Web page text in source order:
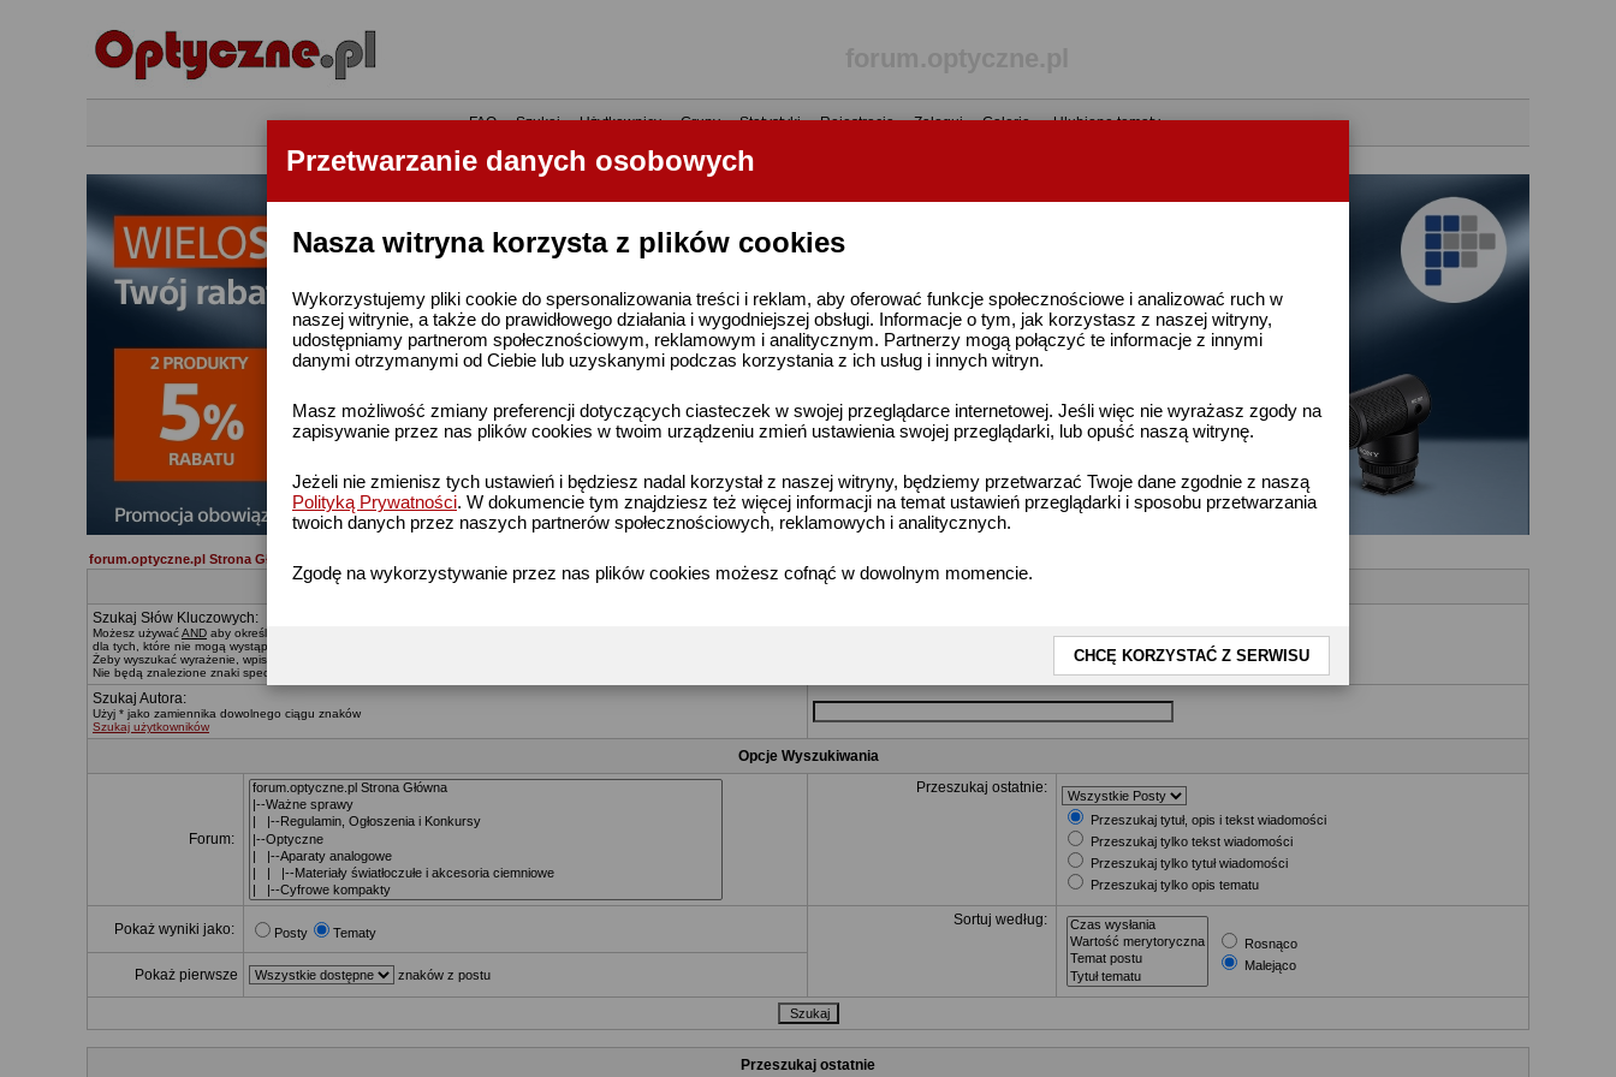
Przetwarzanie danych osobowych
Nasza witryna korzysta z plików cookies
Wykorzystujemy pliki cookie do spersonalizowania treści i reklam, aby oferować funkcje społecznościowe i analizować ruch w
naszej witrynie, a także do prawidłowego działania i wygodniejszej obsługi. Informacje o tym, jak korzystasz z naszej witryny,
udostępniamy partnerom społecznościowym, reklamowym i analitycznym. Partnerzy mogą połączyć te informacje z innymi
danymi otrzymanymi od Ciebie lub uzyskanymi podczas korzystania z ich usług i innych witryn.
Masz możliwość zmiany preferencji dotyczących ciasteczek w swojej przeglądarce internetowej. Jeśli więc nie wyrażasz zgody na
zapisywanie przez nas plików cookies w twoim urządzeniu zmień ustawienia swojej przeglądarki, lub opuść naszą witrynę.
Jeżeli nie zmienisz tych ustawień i będziesz nadal korzystał z naszej witryny, będziemy przetwarzać Twoje dane zgodnie z naszą
Polityką Prywatności. W dokumencie tym znajdziesz też więcej informacji na temat ustawień przeglądarki i sposobu przetwarzania
twoich danych przez naszych partnerów społecznościowych, reklamowych i analitycznych.
Zgodę na wykorzystywanie przez nas plików cookies możesz cofnąć w dowolnym momencie.
CHCĘ KORZYSTAĆ Z SERWISU
•FAQ•Szukaj•Użytkownicy•Grupy•Statystyki•Rejestracja•Zaloguj•Galerie• Ulubione tematy
forum.optyczne.pl Strona Główna
Poszukiwane Zapytanie
Szukaj Słów Kluczowych:
Możesz używaćAND aby określać, które słowa muszą znaleźć się w wynikach,
dla tych, które nie mogą wystąpić. Znak * zastępuje dowolny ciąg znaków.
Żeby wyszukać wyrażenie, wpisz je pomiędzy
Nie będą znalezione znaki specialne, za wyjątkiem:
Szukaj Autora:
Użyj * jako zamiennika dowolnego ciągu znaków
Szukaj użytkowników
Opcje Wyszukiwania
Forum:
Przeszukaj ostatnie:
Przeszukaj tytuł, opis i tekst wiadomości
Przeszukaj tylko tekst wiadomości
Przeszukaj tylko tytuł wiadomości
Przeszukaj tylko opis tematu
Pokaż wyniki jako: Posty Tematy
Sortuj według:
Rosnąco
Malejąco
Pokaż pierwsze znaków z postu
Przeszukaj ostatnie